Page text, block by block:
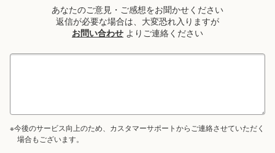
あなたのご意見・ご感想をお聞かせください
返信が必要な場合は、大変恐れ入りますが
お問い合わせ よりご連絡ください
※今後のサービス向上のため、カスタマーサポートからご連絡させていただく
場合もございます。